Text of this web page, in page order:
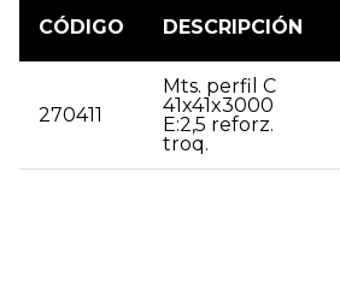
CÓDIGO DESCRIPCIÓN
270411
Mts. perfil C
41x41x3000
E:2,5 reforz.
troq.